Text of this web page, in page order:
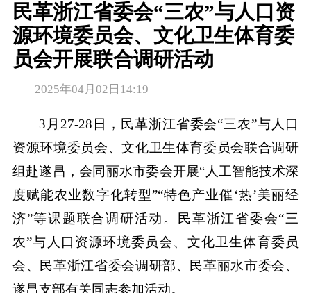
民革浙江省委会“三农”与人口资
源环境委员会、文化卫生体育委
员会开展联合调研活动
2025年04月02日14:19
3月27-28日，民革浙江省委会“三农”与人口
资源环境委员会、文化卫生体育委员会联合调研
组赴遂昌，会同丽水市委会开展“人工智能技术深
度赋能农业数字化转型”“特色产业催‘热’美丽经
济”等课题联合调研活动。民革浙江省委会“三
农”与人口资源环境委员会、文化卫生体育委员
会、民革浙江省委会调研部、民革丽水市委会、
遂昌支部有关同志参加活动。